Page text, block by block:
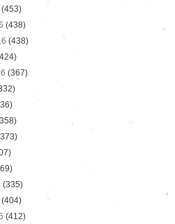
(453)
(438)
(438)
(367)
(335)
(404)
(412)